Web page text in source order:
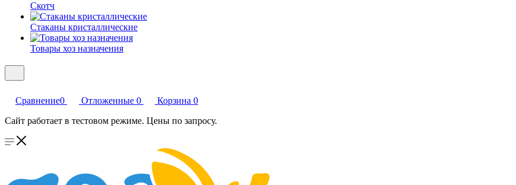
Скотч
Стаканы кристаллические
Товары хоз назначения
Сравнение0 Отложенные 0 Корзина 0
Сайт работает в тестовом режиме. Цены по запросу.